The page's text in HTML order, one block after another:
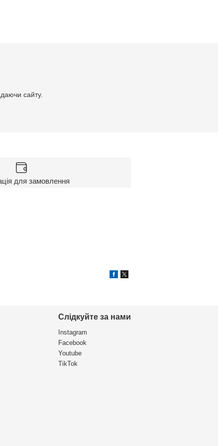
сайту.
для замовлення
Слідкуйте за нами
Instagram
Facebook
Youtube
TikTok